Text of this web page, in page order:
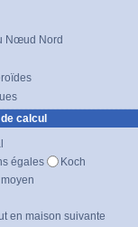
Nœud Nord
calcul
égales
Koch
en maison suivante